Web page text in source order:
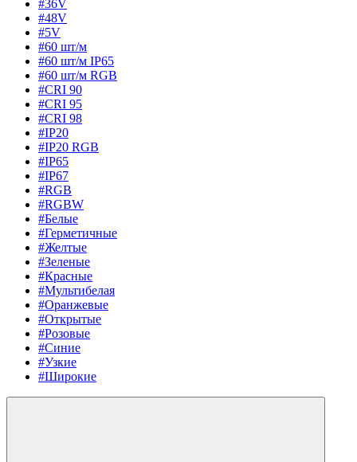
#36V
#48V
#5V
#60 шт/м
#60 шт/м IP65
#60 шт/м RGB
#CRI 90
#CRI 95
#CRI 98
#IP20
#IP20 RGB
#IP65
#IP67
#RGB
#RGBW
#Белые
#Герметичные
#Желтые
#Зеленые
#Красные
#Мультибелая
#Оранжевые
#Открытые
#Розовые
#Синие
#Узкие
#Широкие